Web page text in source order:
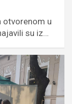
otvorenom u
su iz…